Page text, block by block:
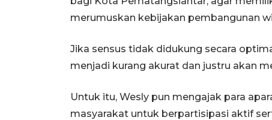
merumuskan kebijakan pembangunan
Jika sensus tidak didukung secara
menjadi kurang akurat dan justru akan
Untuk itu, Wesly pun mengajak para
masyarakat untuk berpartisipasi aktif